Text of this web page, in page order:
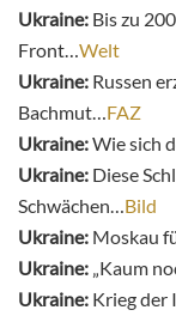
Ukraine: Bis zu
Front… Welt
Ukraine: Russen
Bachmut… FAZ
Ukraine:Wie sich
Ukraine: Diese
Schwächen… Bild
Ukraine: Moskau
Ukraine: „Kaum
Ukraine: Krieg der